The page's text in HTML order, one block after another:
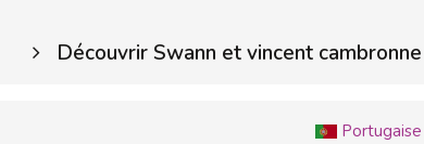
Découvrir Swann et vincent cambronne
Portugaise